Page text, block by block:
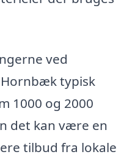
ved
typisk
1000 og 2000
det kan være en
tilbud fra lokale